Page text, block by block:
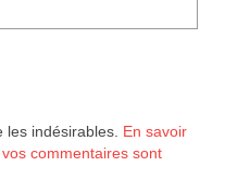
indésirables. En savoir
commentaires sont